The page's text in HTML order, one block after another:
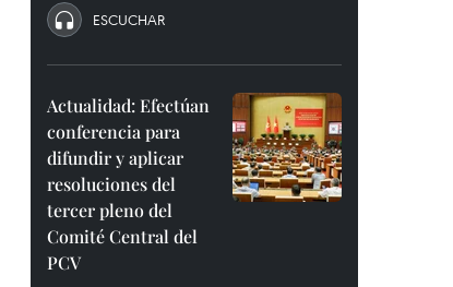
ESCUCHAR
Actualidad: Efectúan
conferencia para
difundir y aplicar
resoluciones del
tercer pleno del
Comité Central del
PCV